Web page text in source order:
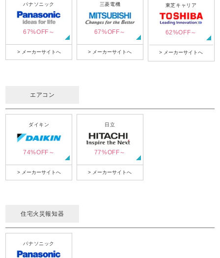
パナソニック
67%OFF～
> メーカーサイトへ
三菱電機
67%OFF～
> メーカーサイトへ
東芝キャリア
62%OFF～
> メーカーサイトへ
エアコン
ダイキン
74%OFF～
> メーカーサイトへ
日立
77%OFF～
> メーカーサイトへ
住宅火災報知器
パナソニック